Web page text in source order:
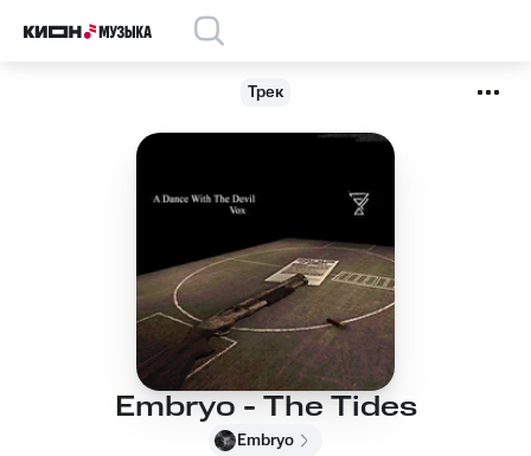
Трек
Embryo - The Tides
Embryo